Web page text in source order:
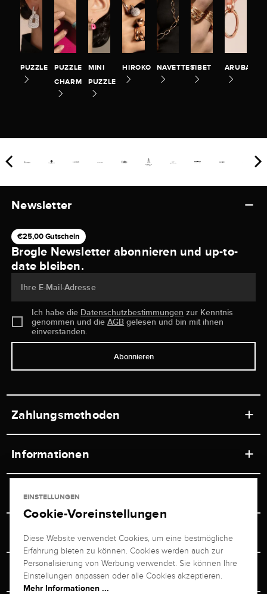
PUZZLE
PUZZLE
CHARM
MINI
PUZZLE
HIROKO NAVETTESTIBET ARUBA
Newsletter
€25,00 Gutschein
Brogle Newsletter abonnieren und up-to-
date bleiben.
Ihre E-Mail-Adresse
Ich habe die Datenschutzbestimmungen zur Kenntnis
genommen und dieAGB gelesen und bin mit ihnen
einverstanden.
Abonnieren
Zahlungsmethoden
Informationen
Ladengeschäft
Versand & Zahlung
Ratgeber
Service
Newsletterabmeldung
Retouren-Service
Juwelier Brogle
Über uns
Unternehmen
Persönlicher Berater
EINSTELLUNGEN
Cookie-Voreinstellungen
Diese Website verwendet Cookies, um eine bestmögliche
Erfahrung bieten zu können. Cookies werden auch zur
Personalisierung von Werbung verwendet. Sie können Ihre
Einstellungen anpassen oder alle Cookies akzeptieren.
Mehr Informationen ...